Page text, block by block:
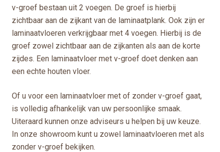
v-groef bestaan uit 2 voegen. De groef is hierbij
zichtbaar aan de zijkant van de laminaatplank. Ook zijn er
laminaatvloeren verkrijgbaar met 4 voegen. Hierbij is de
groef zowel zichtbaar aan de zijkanten als aan de korte
zijdes. Een laminaatvloer met v-groef doet denken aan
een echte houten vloer.
Of u voor een laminaatvloer met of zonder v-groef gaat,
is volledig afhankelijk van uw persoonlijke smaak.
Uiteraard kunnen onze adviseurs u helpen bij uw keuze.
In onze showroom kunt u zowel laminaatvloeren met als
zonder v-groef bekijken.